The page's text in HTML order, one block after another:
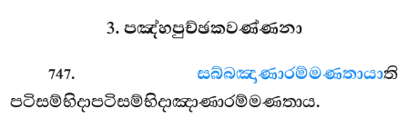
3. පඤ්හපුච්ඡකවණ්ණනා
747. සබ්බඤාණාරම්මණතායාති
පටිසම්භිදාපටිසම්භිදාඤාණාරම්මණතාය.